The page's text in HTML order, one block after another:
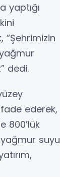
yaptığı
dedi.
ederek,
800’lük
suyu